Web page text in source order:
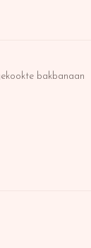
bakbanaan